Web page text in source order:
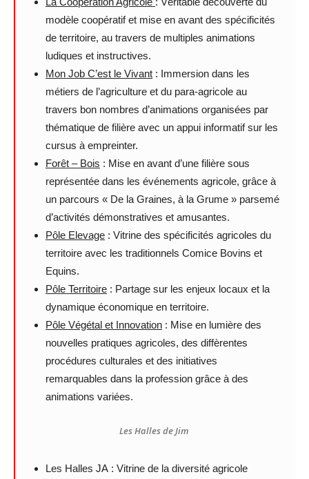
modèle coopératif et mise en avant des spécificités
de territoire, au travers de multiples animations
ludiques et instructives.
Mon Job C’est le Vivant : Immersion dans les
métiers de l’agriculture et du para-agricole au
travers bon nombres d’animations organisées par
thématique de filière avec un appui informatif sur les
cursus à empreinter.
Forêt – Bois : Mise en avant d’une filière sous
représentée dans les événements agricole, grâce à
un parcours « De la Graines, à la Grume » parsemé
d’activités démonstratives et amusantes.
Pôle Elevage : Vitrine des spécificités agricoles du
territoire avec les traditionnels Comice Bovins et
Equins.
Pôle Territoire : Partage sur les enjeux locaux et la
dynamique économique en territoire.
Pôle Végétal et Innovation : Mise en lumière des
nouvelles pratiques agricoles, des diffèrentes
procédures culturales et des initiatives
remarquables dans la profession grâce à des
animations variées.
Les Halles de Jim
Les Halles JA : Vitrine de la diversité agricole